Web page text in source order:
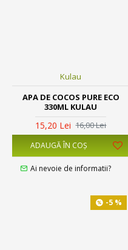
Kulau
APA DE COCOS PURE ECO
330ML KULAU
15,20 Lei 16,00 Lei
ADAUGĂ ÎN COŞ
Ai nevoie de informatii?
-5 %